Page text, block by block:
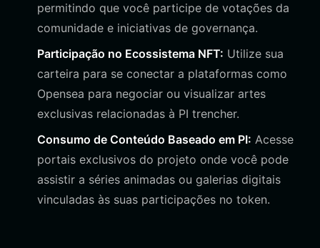
permitindo que você participe de votações da
comunidade e iniciativas de governança.
Participação no Ecossistema NFT: Utilize sua
carteira para se conectar a plataformas como
Opensea para negociar ou visualizar artes
exclusivas relacionadas à PI trencher.
Consumo de Conteúdo Baseado em PI: Acesse
portais exclusivos do projeto onde você pode
assistir a séries animadas ou galerias digitais
vinculadas às suas participações no token.